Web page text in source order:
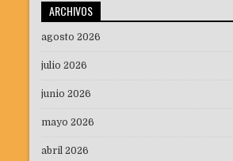
ARCHIVOS
agosto 2026
julio 2026
junio 2026
mayo 2026
abril 2026